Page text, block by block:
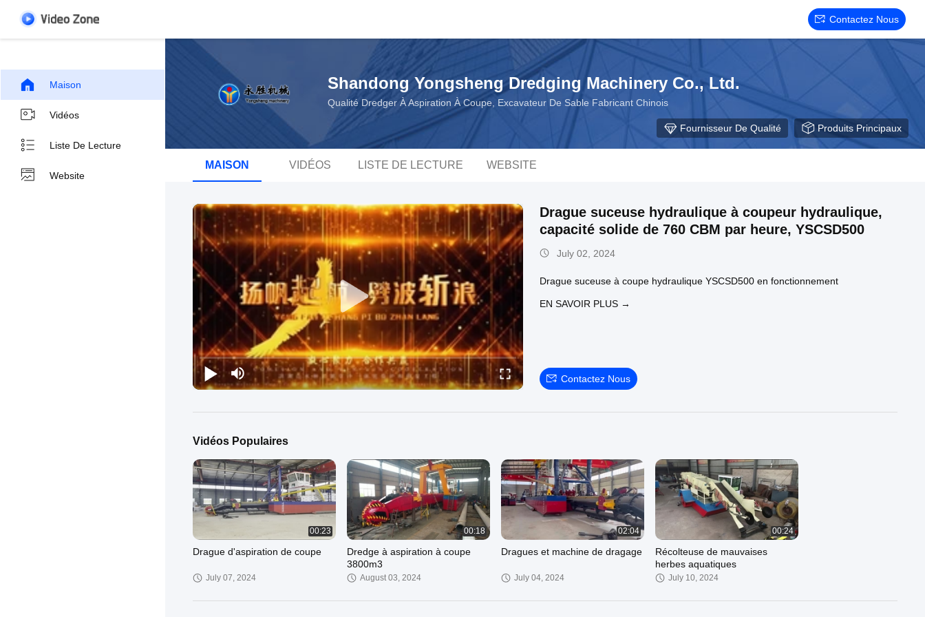
Contactez Nous
Maison
Vidéos
Liste De Lecture
Website
Shandong Yongsheng Dredging Machinery Co., Ltd.
Qualité Dredger À Aspiration À Coupe, Excavateur De Sable Fabricant Chinois
Fournisseur De Qualité Produits Principaux
MAISON VIDÉOS LISTE DE LECTURE WEBSITE
Drague suceuse hydraulique à coupeur hydraulique,
capacité solide de 760 CBM par heure, YSCSD500
July 02, 2024
Drague suceuse à coupe hydraulique YSCSD500 en fonctionnement
EN SAVOIR PLUS →
Contactez Nous
Vidéos Populaires
00:23
Drague d'aspiration de coupe
July 07, 2024
00:18
Dredge à aspiration à coupe
3800m3
August 03, 2024
02:04
Dragues et machine de dragage
July 04, 2024
00:24
Récolteuse de mauvaises
herbes aquatiques
July 10, 2024